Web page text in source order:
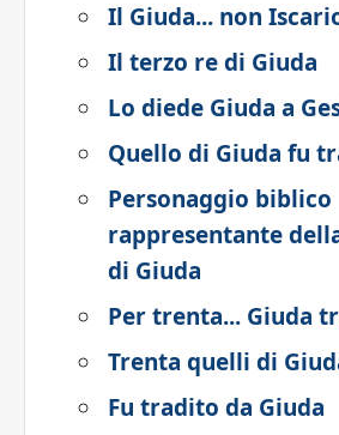
Il Giuda... non
Il terzo re di Giuda
Lo diede Giuda a
Quello di Giuda fu
Personaggio biblico
rappresentante
di Giuda
Per trenta... Giuda
Trenta quelli di
Fu tradito da Giuda